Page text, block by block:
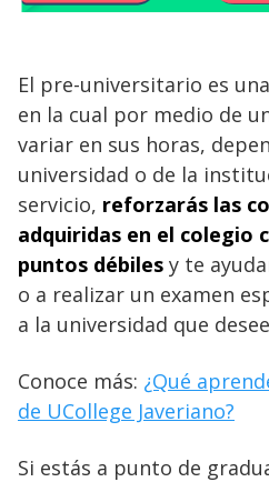
El pre-universitario es
en la cual por medio de
variar en sus horas,
universidad o de la
servicio, reforzarás las
adquiridas en el colegio
puntos débiles y te
o a realizar un examen
a la universidad que
Conoce más: ¿Qué
de UCollege Javeriano?
Si estás a punto de